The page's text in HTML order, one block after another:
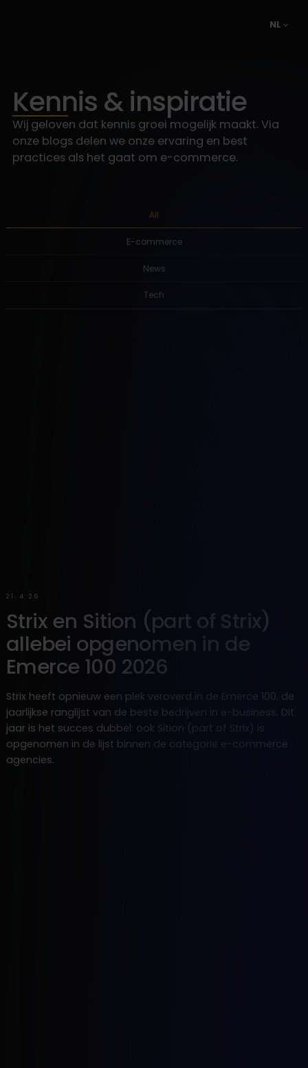
NL
Kennis & inspiratie
Wij geloven dat kennis groei mogelijk maakt. Via
onze blogs delen we onze ervaring en best
practices als het gaat om e-commerce.
All
E-commerce
News
Tech
21.4.26
Strix en Sition (part of Strix)
allebei opgenomen in de
Emerce 100 2026
Strix heeft opnieuw een plek veroverd in de Emerce 100, de
jaarlijkse ranglijst van de beste bedrijven in e-business. Dit
jaar is het succes dubbel: ook Sition (part of Strix) is
opgenomen in de lijst binnen de categorie e-commerce
agencies.